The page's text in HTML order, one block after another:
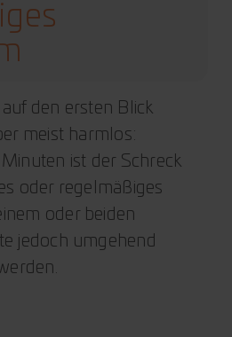
den ersten Blick
meist harmlos:
ist der Schreck
oder regelmäßiges
oder beiden
jedoch umgehend